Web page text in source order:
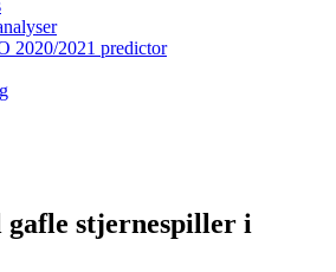
2020/2021 predictor
stjernespiller i